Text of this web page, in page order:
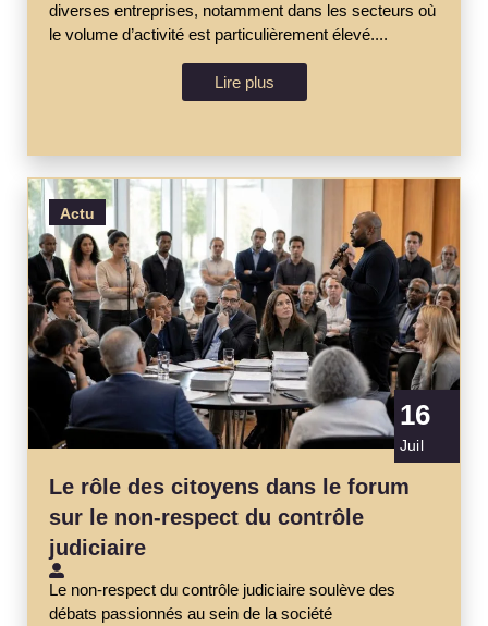
diverses entreprises, notamment dans les secteurs où
le volume d’activité est particulièrement élevé....
Lire plus
Actu
16
Juil
Le rôle des citoyens dans le forum
sur le non-respect du contrôle
judiciaire
Le non-respect du contrôle judiciaire soulève des
débats passionnés au sein de la société